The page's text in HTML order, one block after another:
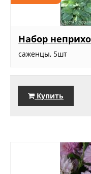
Набор
саженцы, 5шт
Купить